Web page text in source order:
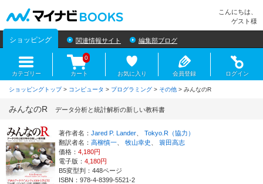
こんにちは、
ゲスト様
ショッピング 関連情報サイト 編集部ブログ
カテゴリー カート
0
お気に入り 会員登録 ログイン
ショッピングトップ> コンピュータ > プログラミング > その他 > みんなのR
みんなのR データ分析と統計解析の新しい教科書
著作者名： Jared P. Lander
Tokyo.R（協力）
翻訳者名： 高柳慎一 牧山幸史
簑田高志
価格： 4,180円
電子版： 4,180円
B5変型判：448ページ
ISBN：978-4-8399-5521-2